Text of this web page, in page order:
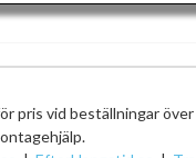
pris vid beställningar